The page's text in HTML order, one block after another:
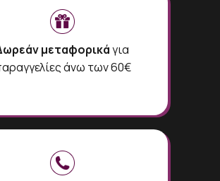
μεταφορικάγια
άνω των 60€